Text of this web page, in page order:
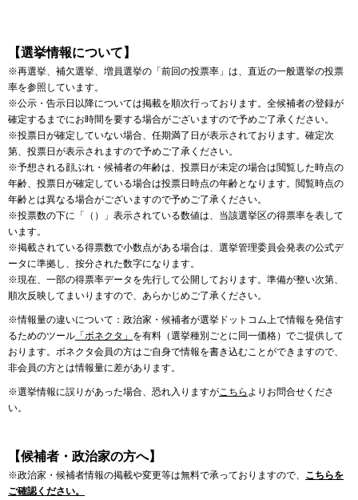
【選挙情報について】
※再選挙、補欠選挙、増員選挙の「前回の投票率」は、直近の一般選挙の投票
率を参照しています。
※公示・告示日以降については掲載を順次行っております。全候補者の登録が
確定するまでにお時間を要する場合がございますので予めご了承ください。
※投票日が確定していない場合、任期満了日が表示されております。確定次
第、投票日が表示されますので予めご了承ください。
※予想される顔ぶれ・候補者の年齢は、投票日が未定の場合は閲覧した時点の
年齢、投票日が確定している場合は投票日時点の年齢となります。閲覧時点の
年齢とは異なる場合がございますので予めご了承ください。
※投票数の下に「（）」表示されている数値は、当該選挙区の得票率を表して
います。
※掲載されている得票数で小数点がある場合は、選挙管理委員会発表の公式デ
ータに準拠し、按分された数字になります。
※現在、一部の得票率データを先行して公開しております。準備が整い次第、
順次反映してまいりますので、あらかじめご了承ください。
※情報量の違いについて：政治家・候補者が選挙ドットコム上で情報を発信す
るためのツール 「ボネクタ」 を有料（選挙種別ごとに同一価格）でご提供して
おります。ボネクタ会員の方はご自身で情報を書き込むことができますので、
非会員の方とは情報量に差があります。
※選挙情報に誤りがあった場合、恐れ入りますがこちら よりお問合せくださ
い。
【候補者・政治家の方へ】
※政治家・候補者情報の掲載や変更等は無料で承っておりますので、 こちらを
ご確認ください。